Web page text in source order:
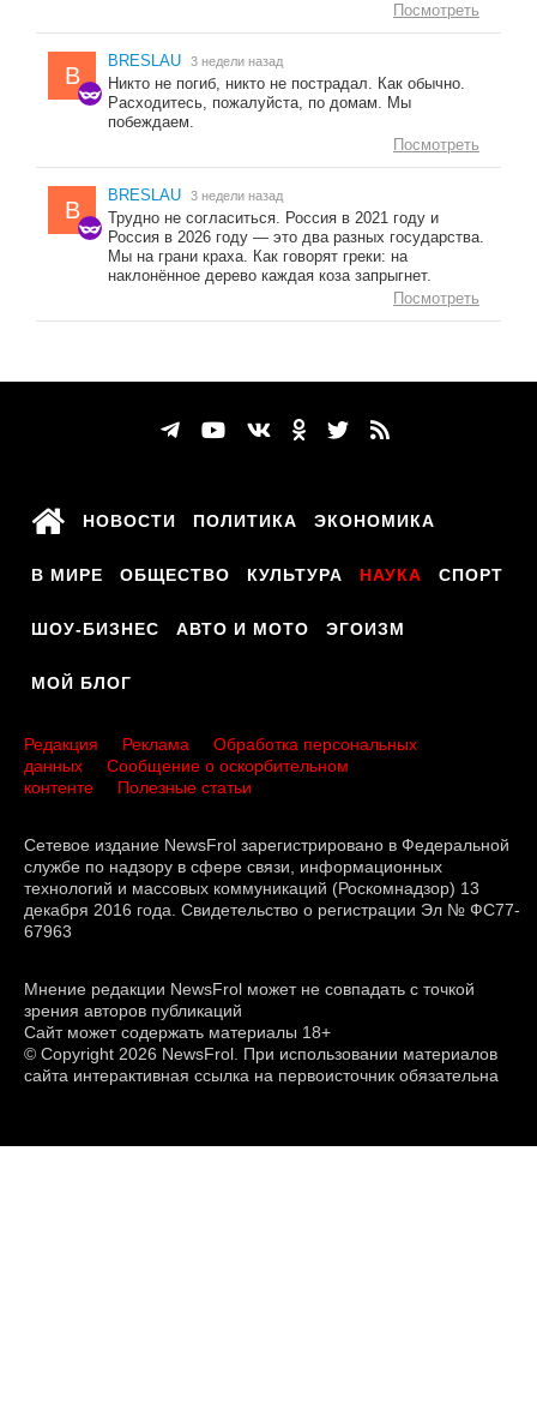
Посмотреть
B
BRESLAU 3 недели назад
Никто не погиб, никто не пострадал. Как обычно.
Расходитесь, пожалуйста, по домам. Мы
побеждаем.
Посмотреть
B
BRESLAU 3 недели назад
Трудно не согласиться. Россия в 2021 году и
Россия в 2026 году — это два разных государства.
Мы на грани краха. Как говорят греки: на
наклонённое дерево каждая коза запрыгнет.
Посмотреть
НОВОСТИ ПОЛИТИКА ЭКОНОМИКА
В МИРЕ ОБЩЕСТВО КУЛЬТУРА НАУКА СПОРТ
ШОУ-БИЗНЕС АВТО И МОТО ЭГОИЗМ
МОЙ БЛОГ
Редакция Реклама
Обработка персональных
данных
Сообщение о оскорбительном
контенте
Полезные статьи
Сетевое издание NewsFrol зарегистрировано в Федеральной
службе по надзору в сфере связи, информационных
технологий и массовых коммуникаций (Роскомнадзор) 13
декабря 2016 года. Свидетельство о регистрации Эл № ФС77-
67963
Мнение редакции NewsFrol может не совпадать с точкой
зрения авторов публикаций
Сайт может содержать материалы 18+
© Copyright 2026 NewsFrol. При использовании материалов
сайта интерактивная ссылка на первоисточник обязательна